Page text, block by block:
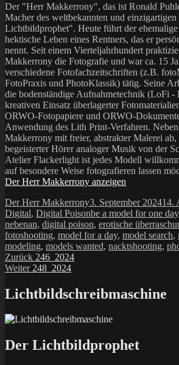
Der "Herr Makkerrony", das ist Ronald
Macher des weltbekannten und
Lichtbildprophet". Heute führt der
hektische Leben eines Rentners, das er
nennt. Seit einem Vierteljahrhundert
Makkerrony die Fotografie und war ca. 15
verschiedene Fotofachzeitschriften (z.B.
FotoPraxis und PhotoKlassik) tätig. Seine
die bodenständige Aufnahmetechnik (LoFi -
kreativen Einsatz überlagerter
ORWO-Fotopapiere und ORWO-
Anwendung des Lith Print-Verfahren.
Makkerrony mit freier, abstrakter Malerei ab,
begeisterter Hörer analoger Musik von der
Atelier Flackerlight ist jedes Modell
auf besondere Weise fotografieren lassen
Der Herr Makkerrony anzeigen
Autor
Der Herr MakkerronyVeröffentlicht
am
3. September 202414.
Digital, Digital PoisonSchlagwörter
be a model for one day
nebenan, digital poison, erotische
fotoshooting, model for a day, model search,
modeling, models wanted, nacktshooting,
Beitragsnavigation
Zurück Vorheriger
Beitrag:
246_2024
Weiter Nächster
248_2024
Lichtbildschreibmaschine
Der Lichtbildprophet